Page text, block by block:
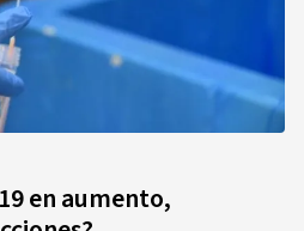
en aumento,